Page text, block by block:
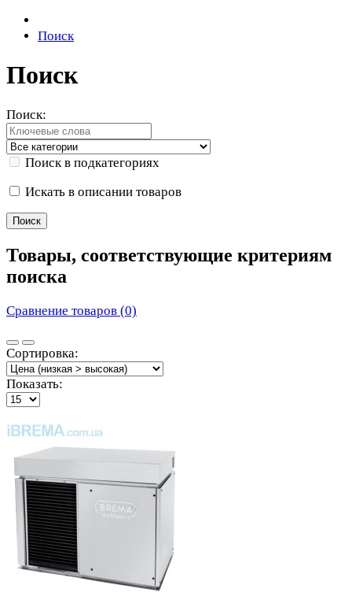
Поиск
Поиск
Поиск:
Поиск в подкатегориях
Искать в описании товаров
Товары, соответствующие критериям
поиска
Сравнение товаров (0)
Сортировка:
Показать: